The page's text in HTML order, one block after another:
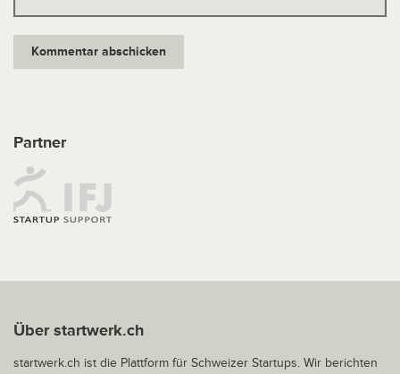
Partner
Über startwerk.ch
startwerk.ch ist die Plattform für Schweizer Startups. Wir berichten